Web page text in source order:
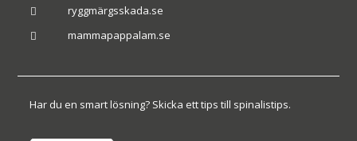
 ryggmärgsskada.se
 mammapappalam.se
Har du en smart lösning? Skicka ett tips till spinalistips.